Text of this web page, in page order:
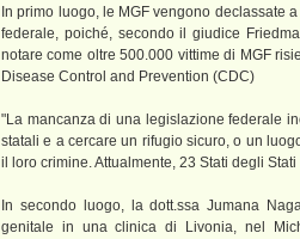
In primo luogo, le MGF vengono declassate
federale, poiché, secondo il giudice
notare come oltre 500.000 vittime di MGF
Disease Control and Prevention (CDC)
"La mancanza di una legislazione federale
statali e a cercare un rifugio sicuro, o un
il loro crimine. Attualmente, 23 Stati degli
In secondo luogo, la dott.ssa Jumana
genitale in una clinica di Livonia, nel